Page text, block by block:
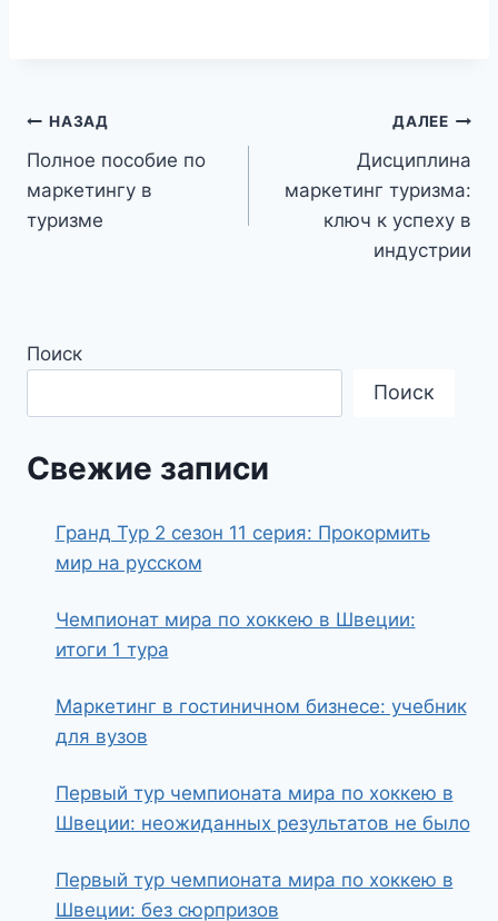
Навигация
по
записям
НАЗАД
Полное пособие по
маркетингу в
туризме
ДАЛЕЕ
Дисциплина
маркетинг туризма:
ключ к успеху в
индустрии
Поиск
Поиск
Свежие записи
Гранд Тур 2 сезон 11 серия: Прокормить
мир на русском
Чемпионат мира по хоккею в Швеции:
итоги 1 тура
Маркетинг в гостиничном бизнесе: учебник
для вузов
Первый тур чемпионата мира по хоккею в
Швеции: неожиданных результатов не было
Первый тур чемпионата мира по хоккею в
Швеции: без сюрпризов